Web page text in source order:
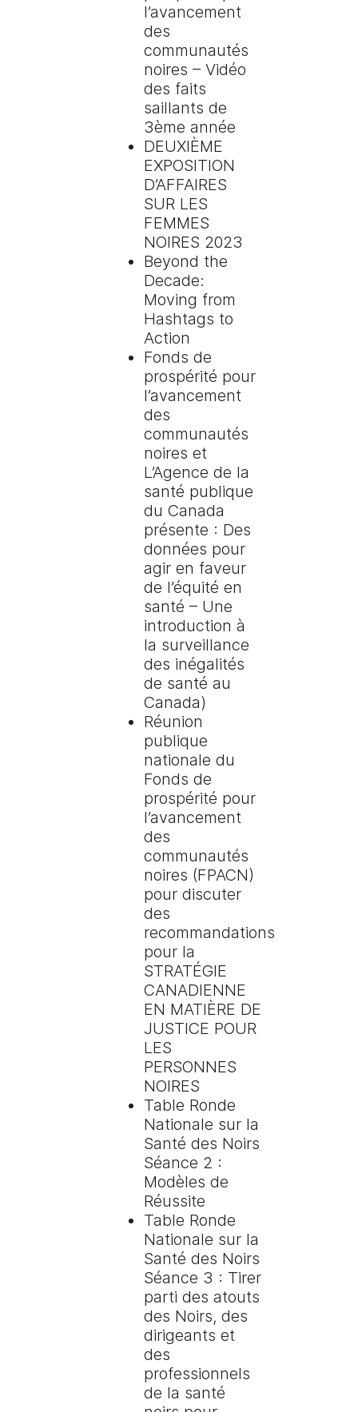
l’avancement
des
communautés
noires – Vidéo
des faits
saillants de
3ème année
DEUXIÈME
EXPOSITION
D’AFFAIRES
SUR LES
FEMMES
NOIRES 2023
Beyond the
Decade:
Moving from
Hashtags to
Action
Fonds de
prospérité pour
l’avancement
des
communautés
noires et
L’Agence de la
santé publique
du Canada
présente : Des
données pour
agir en faveur
de l’équité en
santé – Une
introduction à
la surveillance
des inégalités
de santé au
Canada)
Réunion
publique
nationale du
Fonds de
prospérité pour
l’avancement
des
communautés
noires (FPACN)
pour discuter
des
recommandations
pour la
STRATÉGIE
CANADIENNE
EN MATIÈRE DE
JUSTICE POUR
LES
PERSONNES
NOIRES
Table Ronde
Nationale sur la
Santé des Noirs
Séance 2 :
Modèles de
Réussite
Table Ronde
Nationale sur la
Santé des Noirs
Séance 3 : Tirer
parti des atouts
des Noirs, des
dirigeants et
des
professionnels
de la santé